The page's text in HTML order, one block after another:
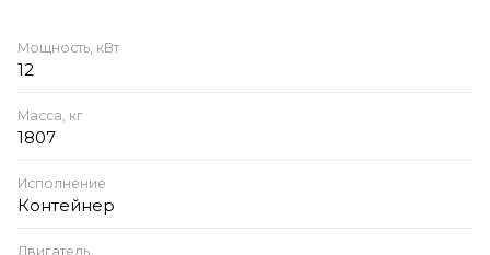
Мощность, кВт
12
Масса, кг
1807
Исполнение
Контейнер
Двигатель